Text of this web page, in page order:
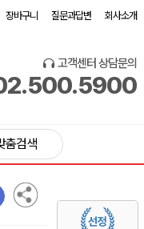
장바구니 질문과답변 회사소개
고객센터 상담문의
춤검색